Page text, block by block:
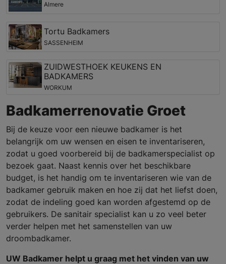
Almere
Tortu Badkamers
SASSENHEIM
ZUIDWESTHOEK KEUKENS EN
BADKAMERS
WORKUM
Badkamerrenovatie Groet
Bij de keuze voor een nieuwe badkamer is het
belangrijk om uw wensen en eisen te inventariseren,
zodat u goed voorbereid bij de badkamerspecialist op
bezoek gaat. Naast kennis over het beschikbare
budget, is het handig om te inventariseren wie van de
badkamer gebruik maken en hoe zij dat het liefst doen,
zodat de indeling goed kan worden afgestemd op de
gebruikers. De sanitair specialist kan u zo veel beter
verder helpen met het samenstellen van uw
droombadkamer.
UW Badkamer helpt u graag met het vinden van uw